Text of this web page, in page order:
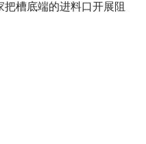
槽底端的进料口开展阻